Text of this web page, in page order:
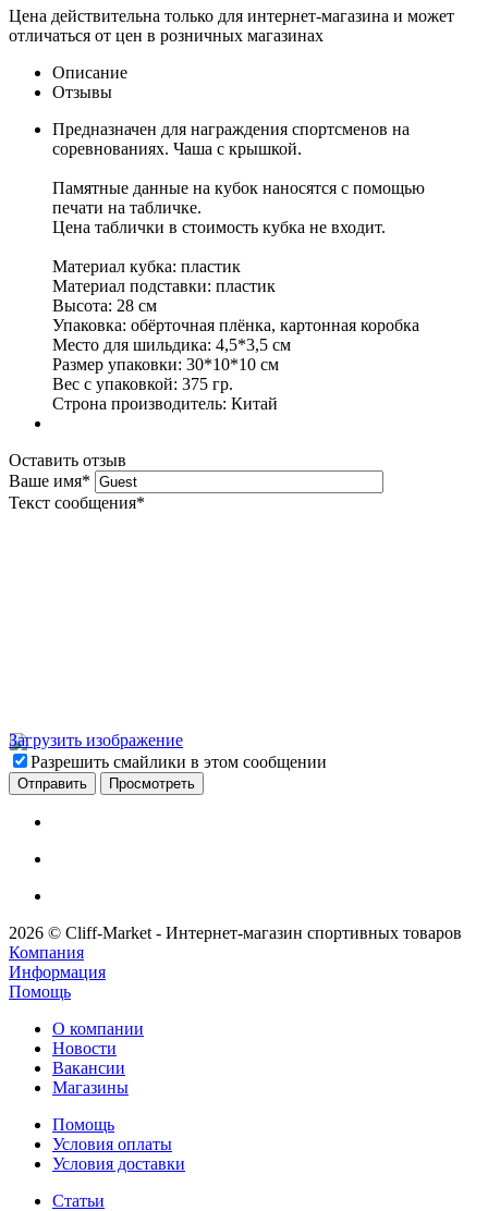
Цена действительна только для интернет-магазина и может
отличаться от цен в розничных магазинах
Описание
Отзывы
Предназначен для награждения спортсменов на
соревнованиях. Чаша с крышкой.
Памятные данные на кубок наносятся с помощью
печати на табличке.
Цена таблички в стоимость кубка не входит.
Материал кубка: пластик
Материал подставки: пластик
Высота: 28 см
Упаковка: обёрточная плёнка, картонная коробка
Место для шильдика: 4,5*3,5 см
Размер упаковки: 30*10*10 см
Вес с упаковкой: 375 гр.
Строна производитель: Китай
Оставить отзыв
Ваше имя*
Текст сообщения*
Загрузить изображение
Разрешить смайлики в этом сообщении
2026 © Cliff-Market - Интернет-магазин спортивных товаров
Компания
Информация
Помощь
О компании
Новости
Вакансии
Магазины
Помощь
Условия оплаты
Условия доставки
Статьи